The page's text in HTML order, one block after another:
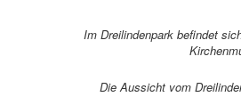
Im Dreilindenpark befindet
Die Aussicht vom